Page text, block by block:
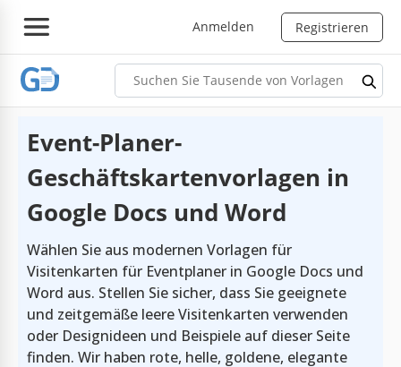
Anmelden Registrieren
Event-Planer-
Geschäftskartenvorlagen in
Google Docs und Word
Wählen Sie aus modernen Vorlagen für
Visitenkarten für Eventplaner in Google Docs und
Word aus. Stellen Sie sicher, dass Sie geeignete
und zeitgemäße leere Visitenkarten verwenden
oder Designideen und Beispiele auf dieser Seite
finden. Wir haben rote, helle, goldene, elegante